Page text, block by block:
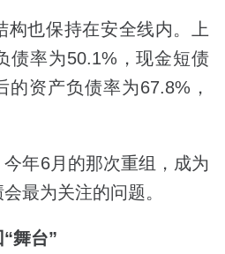
构也保持在安全线内。上
债率为50.1%，现金短债
的资产负债率为67.8%，
年6月的那次重组，成为
最为关注的问题。
舞台”